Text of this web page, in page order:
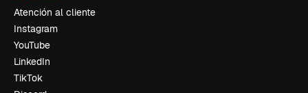
Atención al cliente
Instagram
YouTube
LinkedIn
TikTok